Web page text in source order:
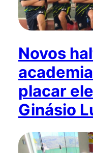
Novos
placar
Ginásio